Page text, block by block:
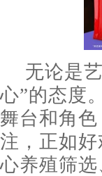
无论是
心”的态度
舞台和角
注，正如
心养殖筛